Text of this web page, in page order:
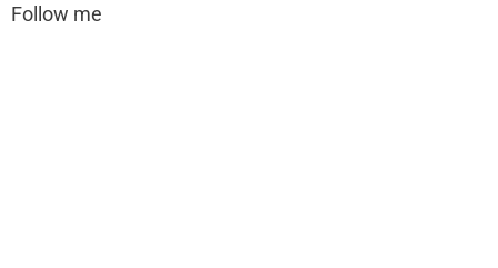
Follow me